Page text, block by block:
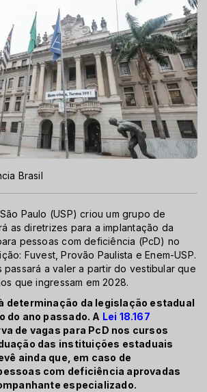
Brasil
Paulo (USP) criou um grupo de
as diretrizes para a implantação da
pessoas com deficiência (PcD) no
Fuvest, Provão Paulista e Enem-USP.
passará a valer a partir do vestibular que
que ingressam em 2028.
determinação da legislação estadual
do ano passado. A Lei 18.167
de vagas para PcD nos cursos
das instituições estaduais
ainda que, em caso de
com deficiência aprovadas
especializado.